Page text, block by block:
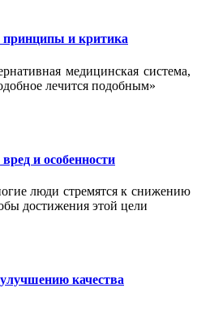
принципы и критика
медицинская система,
лечится подобным»
и особенности
люди стремятся к снижению
достижения этой цели
качества